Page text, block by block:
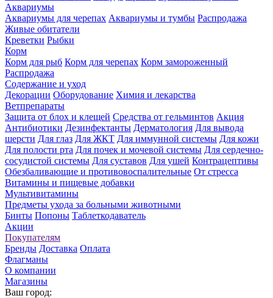
Аквариумы
Аквариумы для черепах Аквариумы и тумбы Распродажа
Живые обитатели
Креветки Рыбки
Корм
Корм для рыб Корм для черепах Корм замороженный
Распродажа
Содержание и уход
Декорации Оборудование Химия и лекарства
Ветпрепараты
Защита от блох и клещей Средства от гельминтов Акция
Антибиотики Дезинфектанты Дерматология Для вывода
шерсти Для глаз Для ЖКТ Для иммунной системы Для кожи
Для полости рта Для почек и мочевой системы Для сердечно-
сосудистой системы Для суставов Для ушей Контрацептивы
Обезбаливающие и противовоспалительные От стресса
Витамины и пищевые добавки
Мультивитамины
Предметы ухода за больными животными
Бинты Попоны Таблеткодаватель
Акции
Покупателям
Бренды Доставка Оплата
Флагманы
О компании
Магазины
Ваш город: